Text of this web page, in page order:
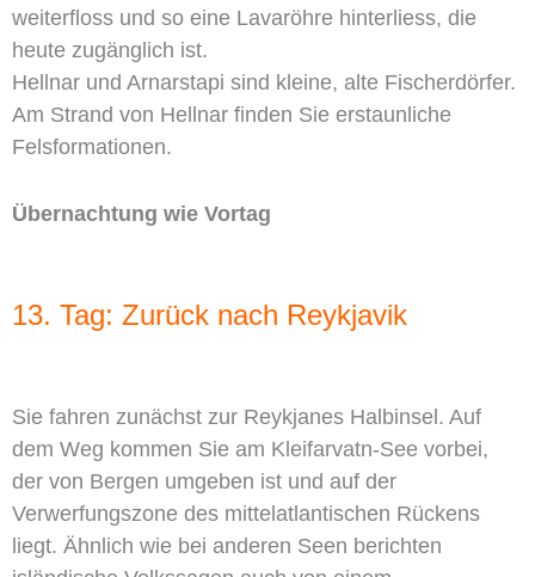
weiterfloss und so eine Lavaröhre hinterliess, die
heute zugänglich ist.
Hellnar und Arnarstapi sind kleine, alte Fischerdörfer.
Am Strand von Hellnar finden Sie erstaunliche
Felsformationen.
Übernachtung wie Vortag
13. Tag: Zurück nach Reykjavik
Sie fahren zunächst zur Reykjanes Halbinsel. Auf
dem Weg kommen Sie am Kleifarvatn-See vorbei,
der von Bergen umgeben ist und auf der
Verwerfungszone des mittelatlantischen Rückens
liegt. Ähnlich wie bei anderen Seen berichten